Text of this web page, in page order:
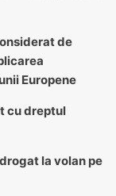
de
Europene
cu dreptul
la volan pe